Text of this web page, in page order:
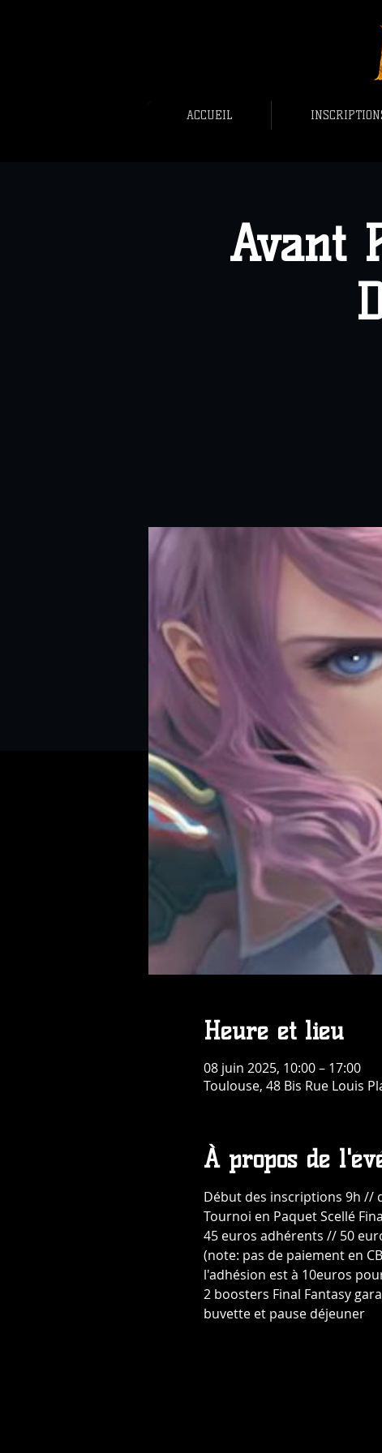
Avant
Heure et lieu
08 juin 2025, 10:00 – 17:00
Toulouse, 48 Bis Rue Louis
À propos de
Début des inscriptions 9h //
Tournoi en Paquet Scellé
45 euros adhérents // 50
(note: pas de paiement en
l'adhésion est à 10euros
2 boosters Final Fantasy
buvette et pause déjeuner
ACCUEIL